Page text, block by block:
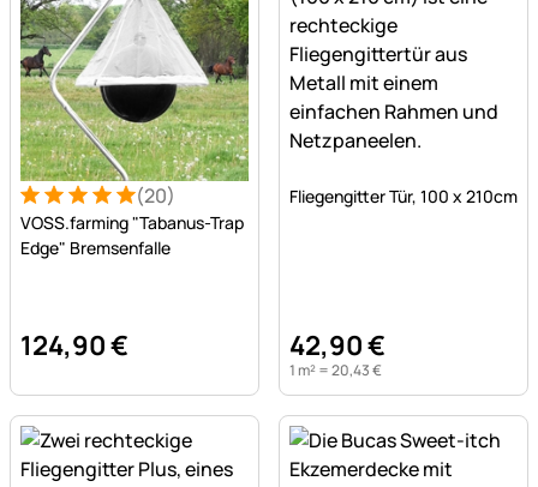
Bewertung: 5 von 5 (20 Bewertungen)
20 Bewertungen
(20)
VOSS.farming "Tabanus-Trap
Edge" Bremsenfalle
124,90€
Fliegengitter Tür, 100 x 210cm
42,90€
1 m² =20,43€